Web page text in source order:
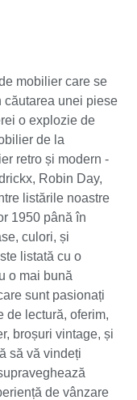
mobilier care se
căutarea unei piese
o explozie de
de la
retro și modern -
Robin Day,
listările noastre
1950 până în
culori, și
listată cu o
o mai bună
sunt pasionați
de lectură, oferim,
broșuri vintage, și
să vă vindeți
de vânzare